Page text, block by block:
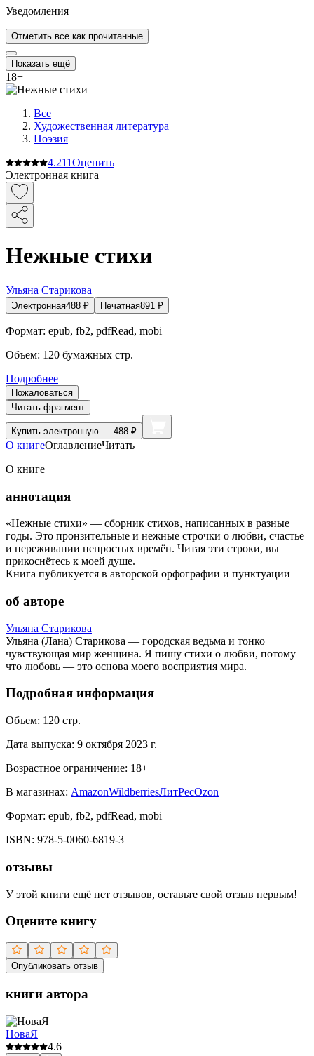
Уведомления
Отметить все как прочитанные
Показать ещё
18+
Все
Художественная литература
Поэзия
4.211Оценить
Электронная книга
Нежные стихи
Ульяна Старикова
Электронная488 ₽ Печатная891 ₽
Формат: epub, fb2, pdfRead, mobi
Объем: 120 бумажных стр.
Подробнее
Пожаловаться
Читать фрагмент
Купить электронную — 488 ₽
О книгеОглавлениеЧитать
О книге
аннотация
«Нежные стихи» — сборник стихов, написанных в разные
годы. Это пронзительные и нежные строчки о любви, счастье
и переживании непростых времён. Читая эти строки, вы
прикоснётесь к моей душе.
Книга публикуется в авторской орфографии и пунктуации
об авторе
Ульяна Старикова
Ульяна (Лана) Старикова — городская ведьма и тонко
чувствующая мир женщина. Я пишу стихи о любви, потому
что любовь — это основа моего восприятия мира.
Подробная информация
Объем: 120 стр.
Дата выпуска: 9 октября 2023 г.
Возрастное ограничение: 18+
В магазинах: AmazonWildberriesЛитРесOzon
Формат: epub, fb2, pdfRead, mobi
ISBN: 978-5-0060-6819-3
отзывы
У этой книги ещё нет отзывов, оставьте свой отзыв первым!
Оцените книгу
Опубликовать отзыв
книги автора
НоваЯ
4.6